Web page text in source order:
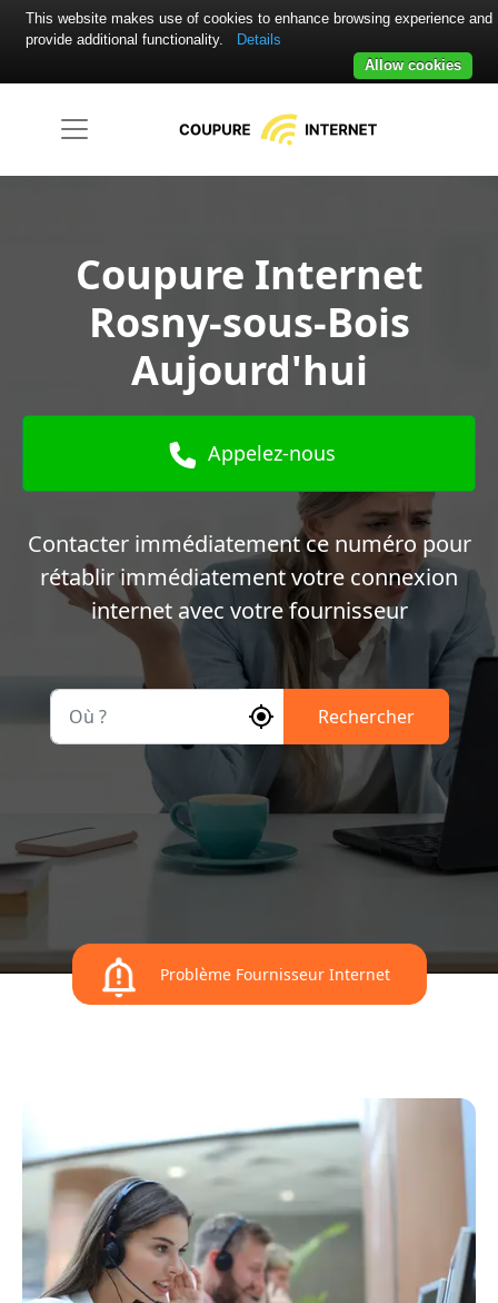
Coupure Internet
Rosny-sous-Bois
Aujourd'hui
Appelez-nous
Contacter immédiatement ce numéro pour
rétablir immédiatement votre connexion
internet avec votre fournisseur
Rechercher
Problème Fournisseur Internet
This website makes use of cookies to enhance browsing experience and
provide additional functionality.
Details
Allow cookies